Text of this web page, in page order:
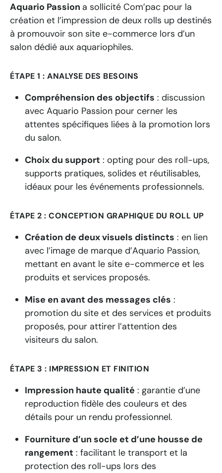
Aquario Passion a sollicité Com’pac pour la
création et l’impression de deux rolls up destinés
à promouvoir son site e-commerce lors d’un
salon dédié aux aquariophiles.
ÉTAPE 1 : ANALYSE DES BESOINS
Compréhension des objectifs : discussion
avec Aquario Passion pour cerner les
attentes spécifiques liées à la promotion lors
du salon.
Choix du support : opting pour des roll-ups,
supports pratiques, solides et réutilisables,
idéaux pour les événements professionnels.
ÉTAPE 2 : CONCEPTION GRAPHIQUE DU ROLL UP
Création de deux visuels distincts : en lien
avec l’image de marque d’Aquario Passion,
mettant en avant le site e-commerce et les
produits et services proposés.
Mise en avant des messages clés :
promotion du site et des services et produits
proposés, pour attirer l’attention des
visiteurs du salon.
ÉTAPE 3 : IMPRESSION ET FINITION
Impression haute qualité : garantie d’une
reproduction fidèle des couleurs et des
détails pour un rendu professionnel.
Fourniture d’un socle et d’une housse de
rangement : facilitant le transport et la
protection des roll-ups lors des